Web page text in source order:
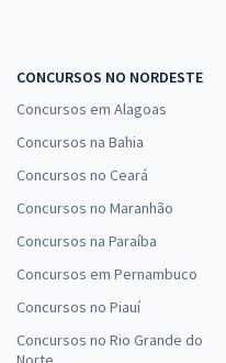
CONCURSOS NO NORDESTE
Concursos em Alagoas
Concursos na Bahia
Concursos no Ceará
Concursos no Maranhão
Concursos na Paraíba
Concursos em Pernambuco
Concursos no Piauí
Concursos no Rio Grande do